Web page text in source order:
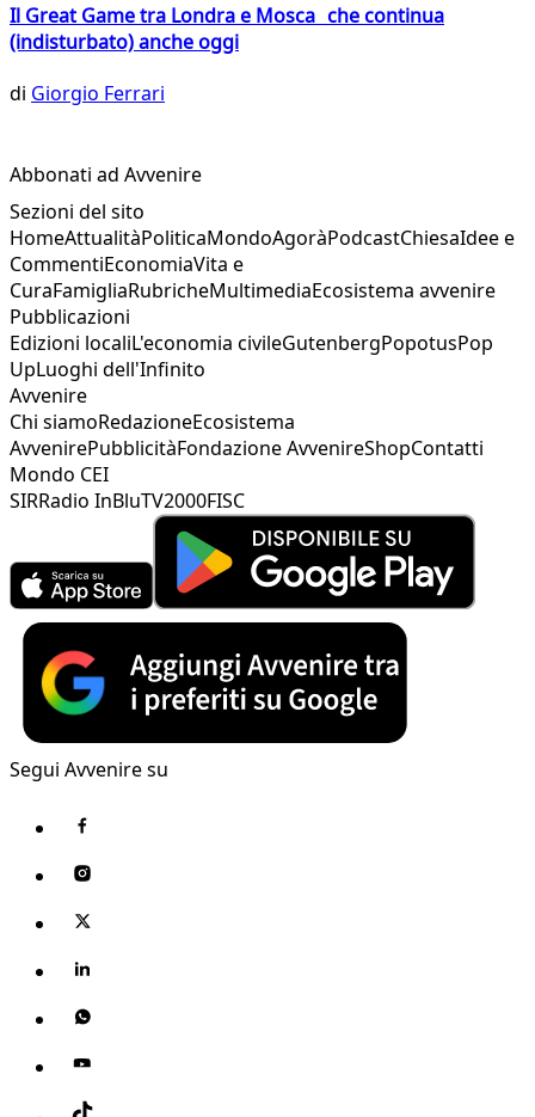
Il Great Game tra Londra e Mosca che continua
(indisturbato) anche oggi
di Giorgio Ferrari
Abbonati ad Avvenire
Sezioni del sito
HomeAttualitàPoliticaMondoAgoràPodcastChiesaIdee e
CommentiEconomiaVita e
CuraFamigliaRubricheMultimediaEcosistema avvenire
Pubblicazioni
Edizioni localiL'economia civileGutenbergPopotusPop
UpLuoghi dell'Infinito
Avvenire
Chi siamoRedazioneEcosistema
AvvenirePubblicitàFondazione AvvenireShopContatti
Mondo CEI
SIRRadio InBluTV2000FISC
Segui Avvenire su